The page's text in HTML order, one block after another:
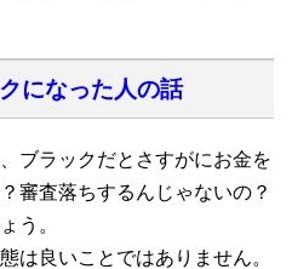
になった人の話
ブラックだとさすがにお金を
審査落ちするんじゃないの？
う。
は良いことではありません。